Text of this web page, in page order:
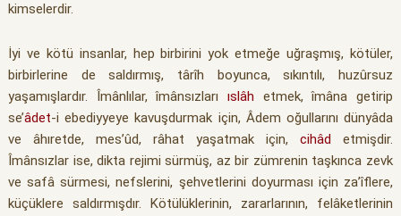
kimselerdir.
İyi ve kötü insanlar, hep birbirini yok etmeğe uğraşmış, kötüler,
birbirlerine de saldırmış, târîh boyunca, sıkıntılı, huzûrsuz
yaşamışlardır. Îmânlılar, îmânsızları ıslâh etmek, îmâna getirip
se’âdet-i ebediyyeye kavuşdurmak için, Âdem oğullarını dünyâda
ve âhıretde, mes’ûd, râhat yaşatmak için,cihâd
etmişdir.
Îmânsızlar ise, dikta rejimi sürmüş, az bir zümrenin taşkınca zevk
ve safâ sürmesi, nefslerini, şehvetlerini doyurması için za’îflere,
küçüklere saldırmışdır. Kötülüklerinin, zararlarının, felâketlerinin